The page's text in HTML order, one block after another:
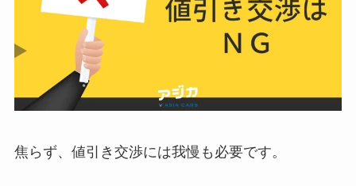
焦らず、値引き交渉には我慢も必要です。